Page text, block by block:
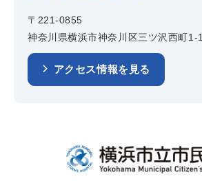
〒221-0855
神奈川県横浜市神奈川区三ツ沢西町1-1
アクセス情報を見る